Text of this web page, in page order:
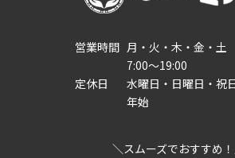
営業時間 月・火・木・金・土
7:00～19:00
定休日
水曜日・日曜日・祝
年始